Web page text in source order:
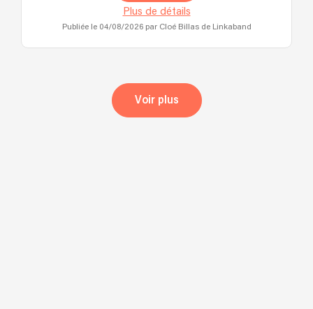
Plus de détails
Publiée le 04/08/2026 par Cloé Billas de Linkaband
Voir plus